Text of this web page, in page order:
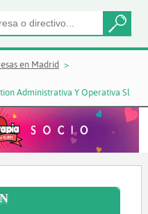
en Madrid
Administrativa Y Operativa Sl